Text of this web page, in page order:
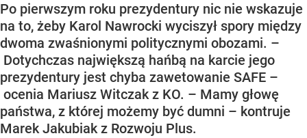
Po pierwszym roku prezydentury nic nie wskazuje
na to, żeby Karol Nawrocki wyciszył spory między
dwoma zwaśnionymi politycznymi obozami. –
Dotychczas największą hańbą na karcie jego
prezydentury jest chyba zawetowanie SAFE –
ocenia Mariusz Witczak z KO. – Mamy głowę
państwa, z której możemy być dumni – kontruje
Marek Jakubiak z Rozwoju Plus.